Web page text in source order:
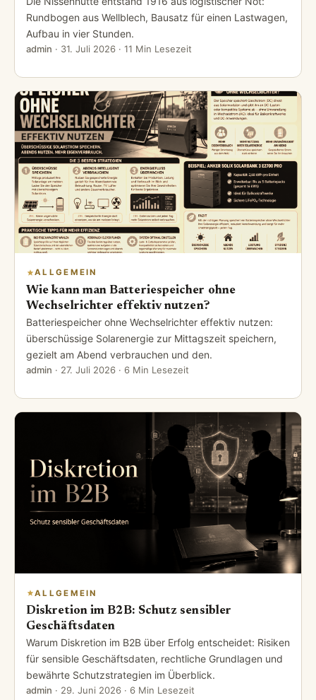
Rundbogen aus Wellblech, Bausatz für einen Lastwagen,
Aufbau in vier Stunden.
admin · 31. Juli 2026 · 11 Min Lesezeit
ALLGEMEIN
Wie kann man Batteriespeicher ohne
Wechselrichter effektiv nutzen?
Batteriespeicher ohne Wechselrichter effektiv nutzen:
überschüssige Solarenergie zur Mittagszeit speichern,
gezielt am Abend verbrauchen und den.
admin · 27. Juli 2026 · 6 Min Lesezeit
ALLGEMEIN
Diskretion im B2B: Schutz sensibler
Geschäftsdaten
Warum Diskretion im B2B über Erfolg entscheidet: Risiken
für sensible Geschäftsdaten, rechtliche Grundlagen und
bewährte Schutzstrategien im Überblick.
admin · 29. Juni 2026 · 6 Min Lesezeit